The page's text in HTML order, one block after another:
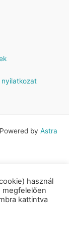
nyilatkozat
by Astra
használ
megfelelően
kattintva